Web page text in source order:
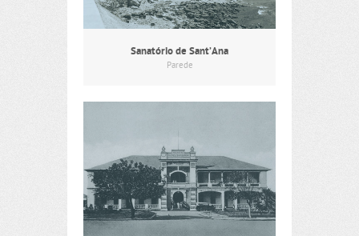
Sanatório de Sant’Ana
Parede